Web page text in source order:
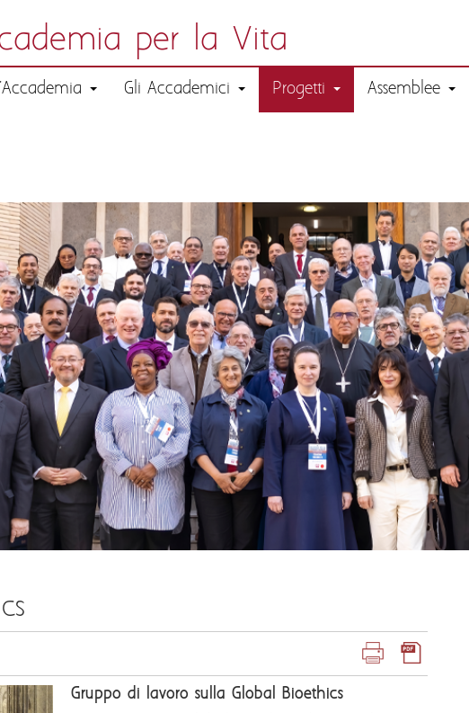
per la Vita
Gli Accademici Progetti Assemblee
Gruppo di lavoro sulla Global Bioethics